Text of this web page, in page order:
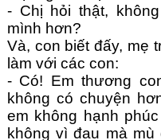
- Chị hỏi thật,
mình hơn?
Và, con biết đấy, mẹ
làm với các con:
- Có! Em thương
không có chuyện
em không hạnh
không vì đau mà